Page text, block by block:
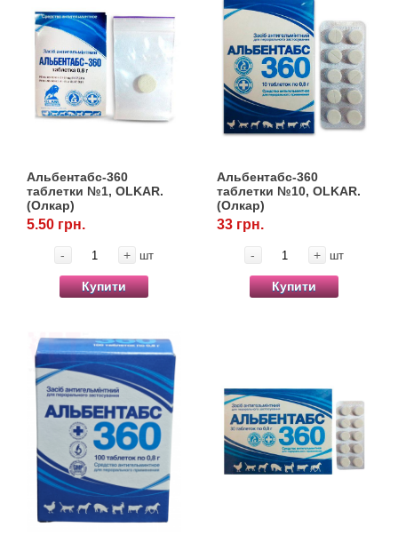
Альбентабс-360
таблетки №1, OLKAR.
(Олкар)
5.50 грн.
- + шт
Купити
Альбентабс-360
таблетки №10, OLKAR.
(Олкар)
33 грн.
- + шт
Купити